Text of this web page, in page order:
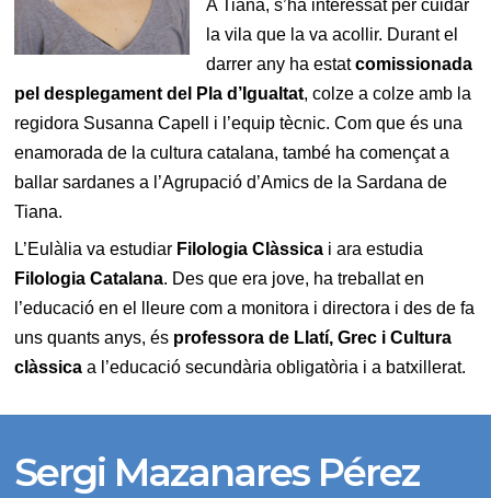
A Tiana, s’ha interessat per cuidar
la vila que la va acollir. Durant el
darrer any ha estatcomissionada
pel desplegament del Pla d’Igualtat, colze a colze amb la
regidora Susanna Capell i l’equip tècnic. Com que és una
enamorada de la cultura catalana, també ha començat a
ballar sardanes a l’Agrupació d’Amics de la Sardana de
Tiana.
L’Eulàlia va estudiar Filologia Clàssica i ara estudia
Filologia Catalana. Des que era jove, ha treballat en
l’educació en el lleure com a monitora i directora i des de fa
uns quants anys, és professora de Llatí, Grec i Cultura
clàssica a l’educació secundària obligatòria i a batxillerat.
Sergi Mazanares Pérez